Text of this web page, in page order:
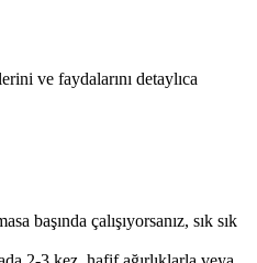
ve faydalarını detaylıca
başında çalışıyorsanız, sık sık